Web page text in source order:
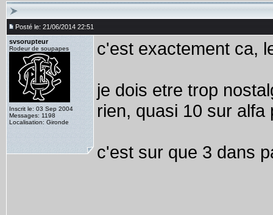
Posté le: 21/06/2014 22:51
svsorupteur
Rodeur de soupapes
Inscrit le: 03 Sep 2004
Messages: 1198
Localisation: Gironde
c'est exactement ca,
je dois etre trop
rien, quasi 10 sur alfa
c'est sur que 3 dans